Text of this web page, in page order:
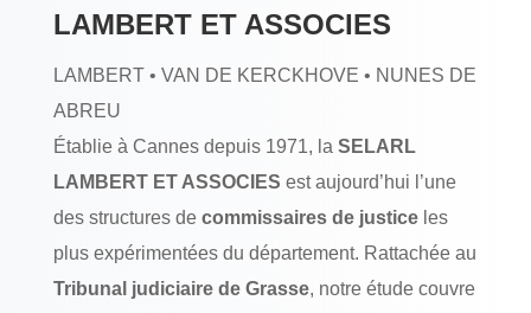
LAMBERT ET ASSOCIES
LAMBERT • VAN DE KERCKHOVE • NUNES DE
ABREU
Établie à Cannes depuis 1971, la SELARL
LAMBERT ET ASSOCIES est aujourd’hui l’une
des structures de commissaires de justiceles
plus expérimentées du département. Rattachée au
Tribunal judiciaire de Grasse, notre étude couvre